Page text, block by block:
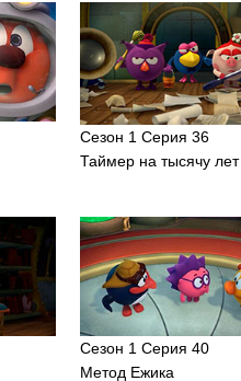
Сезон 1 Серия 36
Таймер на тысячу лет
Сезон 1 Серия 40
Метод Ежика